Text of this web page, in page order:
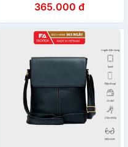
catalogue, laptop, máy tính
bảng - FA Đồ Da
365.000 đ